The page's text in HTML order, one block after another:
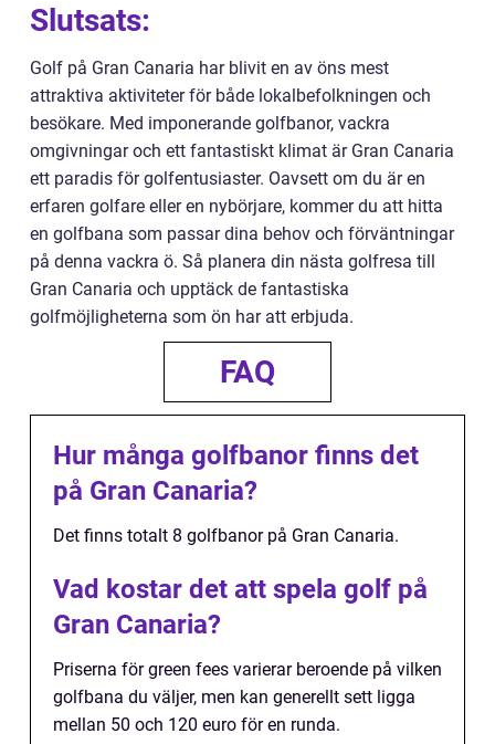
Slutsats:
Golf på Gran Canaria har blivit en av öns mest
attraktiva aktiviteter för både lokalbefolkningen och
besökare. Med imponerande golfbanor, vackra
omgivningar och ett fantastiskt klimat är Gran Canaria
ett paradis för golfentusiaster. Oavsett om du är en
erfaren golfare eller en nybörjare, kommer du att hitta
en golfbana som passar dina behov och förväntningar
på denna vackra ö. Så planera din nästa golfresa till
Gran Canaria och upptäck de fantastiska
golfmöjligheterna som ön har att erbjuda.
FAQ
Hur många golfbanor finns det
på Gran Canaria?
Det finns totalt 8 golfbanor på Gran Canaria.
Vad kostar det att spela golf på
Gran Canaria?
Priserna för green fees varierar beroende på vilken
golfbana du väljer, men kan generellt sett ligga
mellan 50 och 120 euro för en runda.